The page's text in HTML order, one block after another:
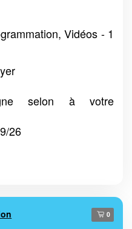
Vidéos - 1
selon à votre
26
0